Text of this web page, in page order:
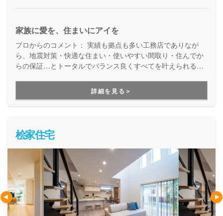
家族に愛を、住まいにアイを
プロからのコメント： 実績も拠点も多い工務店でありなが
ら、地震対策・快適な住まい・使いやすい間取り・住んでか
らの保証…とトータルでバランス良くすべてを叶えられる家
用できる間取り提案も得意なので、末長く安心して暮らせる
住まいをお求めの方、安心できるプロにまるっとお任せした
い方にもお勧めしています。
詳細を見る＞
桧家住宅